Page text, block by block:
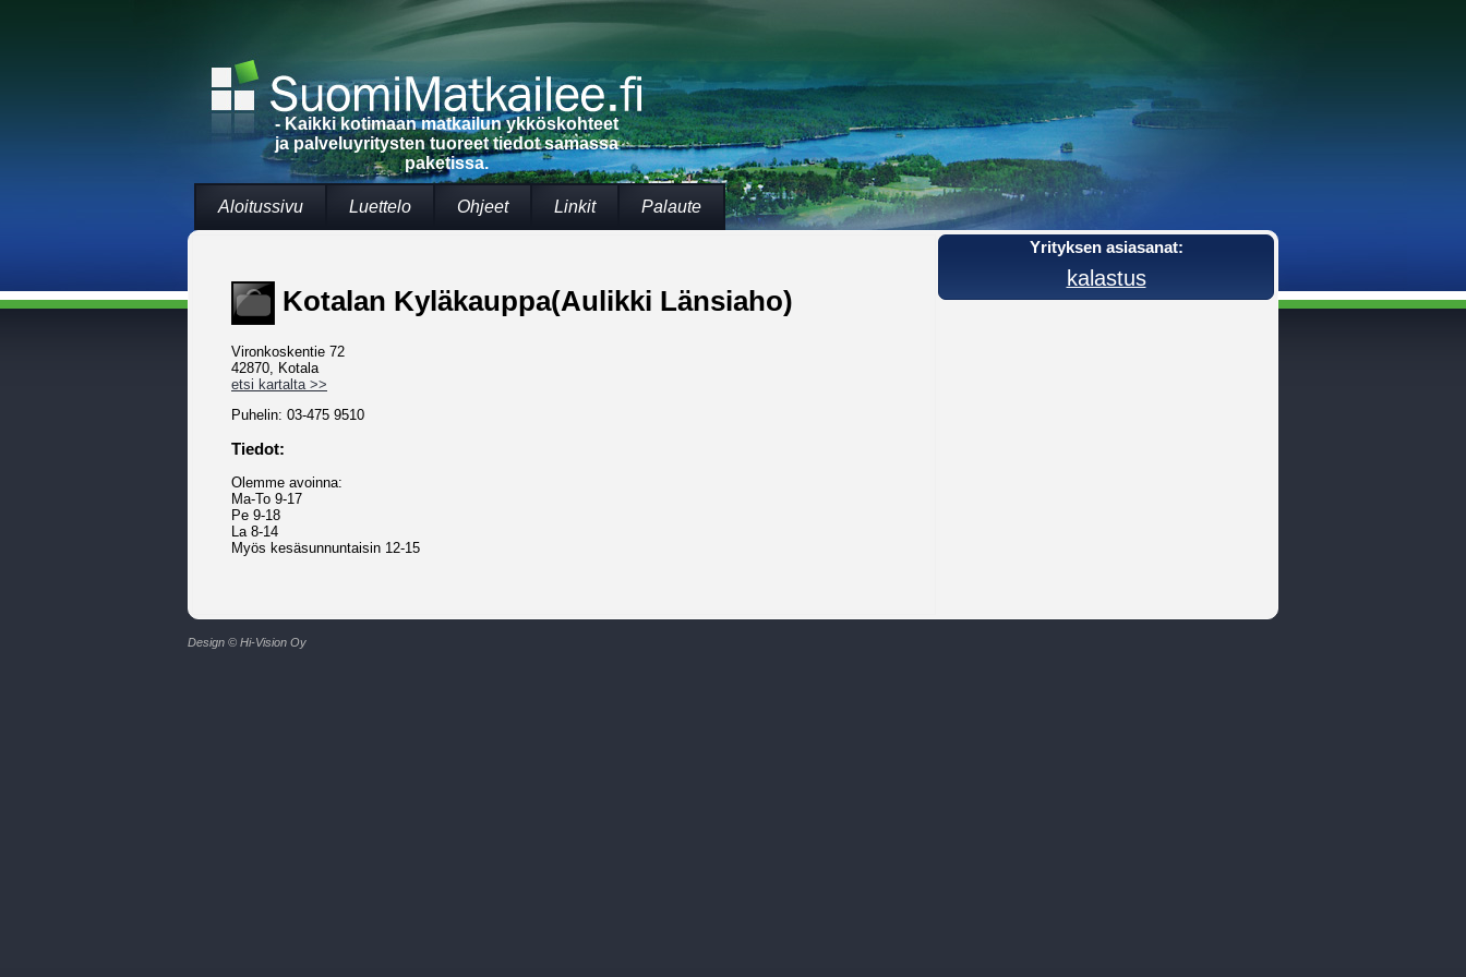
- Kaikki kotimaan matkailun ykköskohteet
ja palveluyritysten tuoreet tiedot samassa
paketissa.
Aloitussivu Luettelo Ohjeet Linkit Palaute
Kotalan Kyläkauppa(Aulikki Länsiaho)
Vironkoskentie 72
42870, Kotala
etsi kartalta >>
Puhelin: 03-475 9510
Tiedot:
Olemme avoinna:
Ma-To 9-17
Pe 9-18
La 8-14
Myös kesäsunnuntaisin 12-15
Yrityksen asiasanat:
kalastus
Design © Hi-Vision Oy